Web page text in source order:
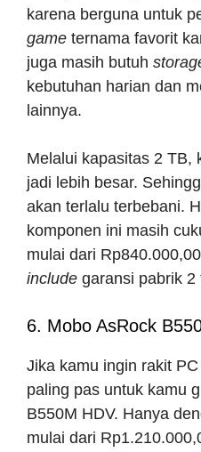
karena berguna untuk
game ternama favorit
juga masih butuh
kebutuhan harian dan
lainnya.
Melalui kapasitas 2 TB,
jadi lebih besar.
akan terlalu terbebani.
komponen ini masih
mulai dari
include garansi pabrik 2
6. Mobo AsRock
Jika kamu ingin rakit
paling pas untuk kamu
B550M HDV. Hanya
mulai dari